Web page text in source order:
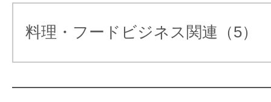
ースが最適です。
お酒の専門知識からカクテル作り
料理・フードビジネス関連（5）